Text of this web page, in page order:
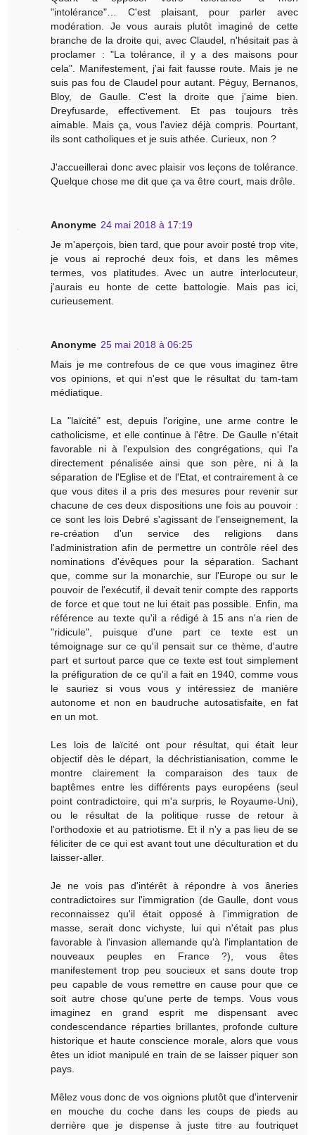
"intolérance"… C'est plaisant, pour parler avec
modération. Je vous aurais plutôt imaginé de cette
branche de la droite qui, avec Claudel, n'hésitait pas à
proclamer : "La tolérance, il y a des maisons pour
cela". Manifestement, j'ai fait fausse route. Mais je ne
suis pas fou de Claudel pour autant. Péguy, Bernanos,
Bloy, de Gaulle. C'est la droite que j'aime bien.
Dreyfusarde, effectivement. Et pas toujours très
aimable. Mais ça, vous l'aviez déjà compris. Pourtant,
ils sont catholiques et je suis athée. Curieux, non ?
J'accueillerai donc avec plaisir vos leçons de tolérance.
Quelque chose me dit que ça va être court, mais drôle.
Anonyme 24 mai 2018 à 17:19
Je m'aperçois, bien tard, que pour avoir posté trop vite,
je vous ai reproché deux fois, et dans les mêmes
termes, vos platitudes. Avec un autre interlocuteur,
j'aurais eu honte de cette battologie. Mais pas ici,
curieusement.
Anonyme 25 mai 2018 à 06:25
Mais je me contrefous de ce que vous imaginez être
vos opinions, et qui n'est que le résultat du tam-tam
médiatique.
La "laïcité" est, depuis l'origine, une arme contre le
catholicisme, et elle continue à l'être. De Gaulle n'était
favorable ni à l'expulsion des congrégations, qui l'a
directement pénalisée ainsi que son père, ni à la
séparation de l'Eglise et de l'Etat, et contrairement à ce
que vous dites il a pris des mesures pour revenir sur
chacune de ces deux dispositions une fois au pouvoir :
ce sont les lois Debré s'agissant de l'enseignement, la
re-création d'un service des religions dans
l'administration afin de permettre un contrôle réel des
nominations d'évêques pour la séparation. Sachant
que, comme sur la monarchie, sur l'Europe ou sur le
pouvoir de l'exécutif, il devait tenir compte des rapports
de force et que tout ne lui était pas possible. Enfin, ma
référence au texte qu'il a rédigé à 15 ans n'a rien de
"ridicule", puisque d'une part ce texte est un
témoignage sur ce qu'il pensait sur ce thème, d'autre
part et surtout parce que ce texte est tout simplement
la préfiguration de ce qu'il a fait en 1940, comme vous
le sauriez si vous vous y intéressiez de manière
autonome et non en baudruche autosatisfaite, en fat
en un mot.
Les lois de laïcité ont pour résultat, qui était leur
objectif dès le départ, la déchristianisation, comme le
montre clairement la comparaison des taux de
baptêmes entre les différents pays européens (seul
point contradictoire, qui m'a surpris, le Royaume-Uni),
ou le résultat de la politique russe de retour à
l'orthodoxie et au patriotisme. Et il n'y a pas lieu de se
féliciter de ce qui est avant tout une déculturation et du
laisser-aller.
Je ne vois pas d'intérêt à répondre à vos âneries
contradictoires sur l'immigration (de Gaulle, dont vous
reconnaissez qu'il était opposé à l'immigration de
masse, serait donc vichyste, lui qui n'était pas plus
favorable à l'invasion allemande qu'à l'implantation de
nouveaux peuples en France ?), vous êtes
manifestement trop peu soucieux et sans doute trop
peu capable de vous remettre en cause pour que ce
soit autre chose qu'une perte de temps. Vous vous
imaginez en grand esprit me dispensant avec
condescendance réparties brillantes, profonde culture
historique et haute conscience morale, alors que vous
êtes un idiot manipulé en train de se laisser piquer son
pays.
Mêlez vous donc de vos oignions plutôt que d'intervenir
en mouche du coche dans les coups de pieds au
derrière que je dispense à juste titre au foutriquet